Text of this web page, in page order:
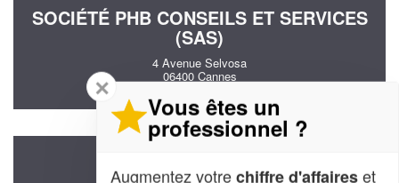
SOCIÉTÉ PHB CONSEILS ET SERVICES
(SAS)
4 Avenue Selvosa
06400 Cannes
SOCIÉTÉ MAAG REGIS
✕
Vous êtes un
professionnel ?
Augmentez votrechiffre d'affaireset